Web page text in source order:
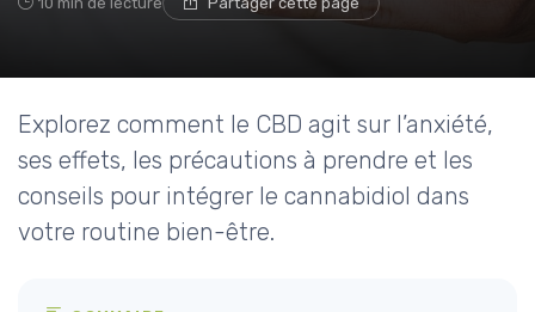
Explorez comment le CBD agit sur l’anxiété,
ses effets, les précautions à prendre et les
conseils pour intégrer le cannabidiol dans
votre routine bien-être.